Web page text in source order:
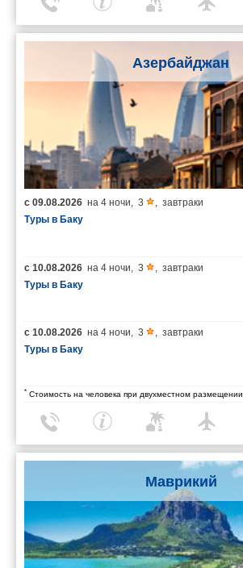
Азербайджан
с 09.08.2026 на 4 ночи 3
завтраки
Туры в Баку
с 10.08.2026 на 4 ночи 3
завтраки
Туры в Баку
с 10.08.2026 на 4 ночи 3
завтраки
Туры в Баку
* Стоимость на человека при двухместном размещении
Маврикий